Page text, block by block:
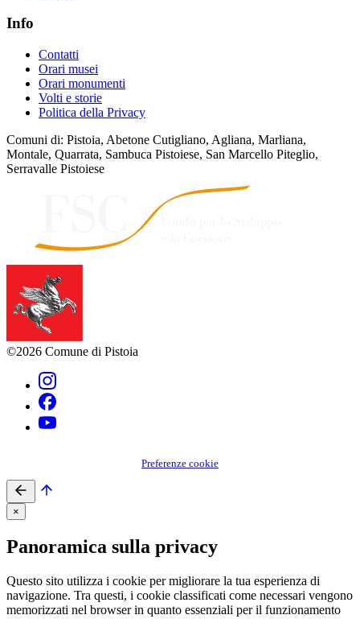
Info
Contatti
Orari musei
Orari monumenti
Volti e storie
Politica della Privacy
Comuni di: Pistoia, Abetone Cutigliano, Agliana, Marliana,
Montale, Quarrata, Sambuca Pistoiese, San Marcello Piteglio,
Serravalle Pistoiese
©2026 Comune di Pistoia
Preferenze cookie
×
Panoramica sulla privacy
Questo sito utilizza i cookie per migliorare la tua esperienza di
navigazione. Tra questi, i cookie classificati come necessari vengono
memorizzati nel browser in quanto essenziali per il funzionamento